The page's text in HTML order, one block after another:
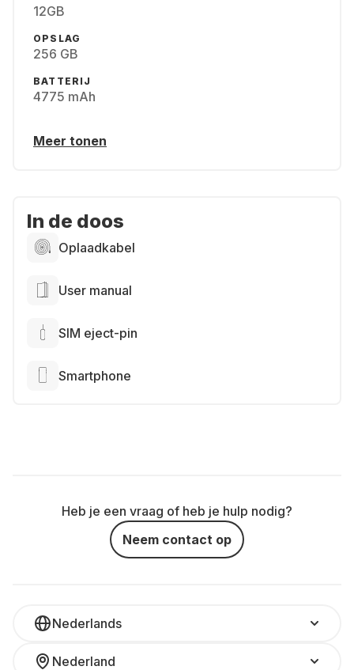
12GB
OPSLAG
256 GB
BATTERIJ
4775 mAh
Meer tonen
In de doos
Oplaadkabel
User manual
SIM eject-pin
Smartphone
Heb je een vraag of heb je hulp nodig?
Neem contact op
Nederlands
Nederland